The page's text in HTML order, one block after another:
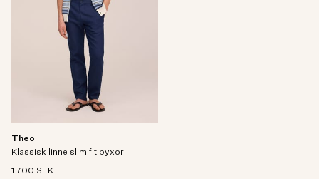
Theo
Klassisk linne slim fit byxor
1 700 SEK